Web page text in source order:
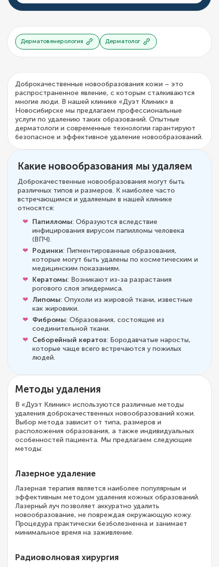
Дерматовенерология Дерматолог
Доброкачественные новообразования кожи – это
распространенное явление, с которым сталкиваются
многие люди. В нашей клинике «Дуэт Клиник» в
Новосибирске мы предлагаем профессиональные
услуги по удалению таких образований. Опытные
дерматологи и современные технологии гарантируют
безопасное и эффективное удаление новообразований.
Какие новообразования мы удаляем
Доброкачественные новообразования могут быть
различных типов и размеров. К наиболее часто
встречающимся и удаляемым в нашей клинике
относятся:
Папилломы: Образуются вследствие
инфицирования вирусом папилломы человека
(ВПЧ).
Родинки: Пигментированные образования,
которые могут быть удалены по косметическим и
медицинским показаниям.
Кератомы: Возникают из-за разрастания
рогового слоя эпидермиса.
Липомы: Опухоли из жировой ткани, известные
как жировики.
Фибромы: Образования, состоящие из
соединительной ткани.
Себорейный кератоз: Бородавчатые наросты,
которые чаще всего встречаются у пожилых
людей.
Методы удаления
В «Дуэт Клиник» используются различные методы
удаления доброкачественных новообразований кожи.
Выбор метода зависит от типа, размеров и
расположения образования, а также индивидуальных
особенностей пациента. Мы предлагаем следующие
методы:
Лазерное удаление
Лазерная терапия является наиболее популярным и
эффективным методом удаления кожных образований.
Лазерный луч позволяет аккуратно удалить
новообразование, не повреждая окружающую кожу.
Процедура практически безболезненна и занимает
минимальное время на заживление.
Радиоволновая хирургия